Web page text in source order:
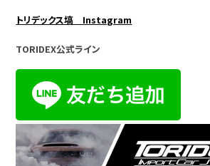
トリデックス塙 Instagram
TORIDEX公式ライン